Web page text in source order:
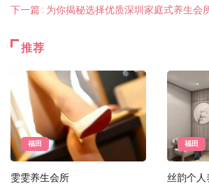
下一篇 : 为你揭秘选择优质深圳家庭式养生会
推荐
福田
雯雯养生会所
福田
丝韵个人